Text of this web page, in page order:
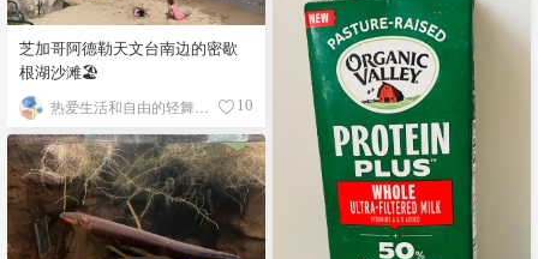
芝加哥阿德勒天文台南边的密歇
根湖沙滩🏖️
10